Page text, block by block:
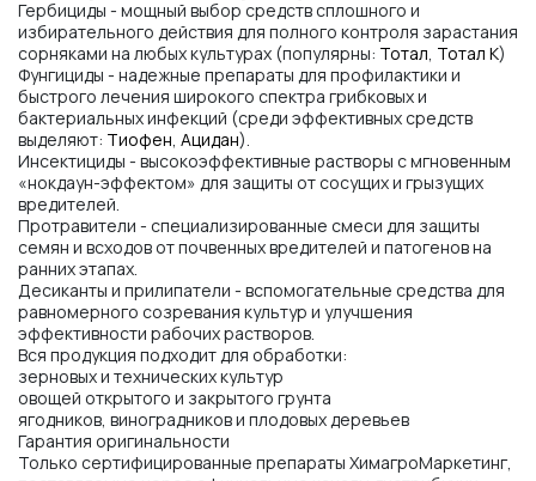
Гербициды - мощный выбор средств сплошного и
избирательного действия для полного контроля зарастания
сорняками на любых культурах (популярны: Тотал, Тотал К)
Фунгициды - надежные препараты для профилактики и
быстрого лечения широкого спектра грибковых и
бактериальных инфекций (среди эффективных средств
выделяют: Тиофен, Ацидан).
Инсектициды - высокоэффективные растворы с мгновенным
«нокдаун-эффектом» для защиты от сосущих и грызущих
вредителей.
Протравители - специализированные смеси для защиты
семян и всходов от почвенных вредителей и патогенов на
ранних этапах.
Десиканты и прилипатели - вспомогательные средства для
равномерного созревания культур и улучшения
эффективности рабочих растворов.
Вся продукция подходит для обработки:
зерновых и технических культур
овощей открытого и закрытого грунта
ягодников, виноградников и плодовых деревьев
Гарантия оригинальности
Только сертифицированные препараты ХимагроМаркетинг,